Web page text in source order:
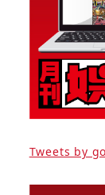
Tweets by